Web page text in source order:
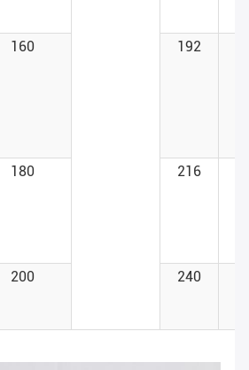
160 192
180 216
200 240